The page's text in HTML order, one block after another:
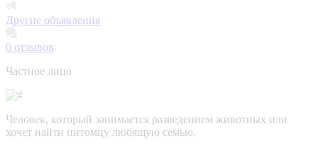
Другие объявления
0 отзывов
Частное лицо
Человек, который занимается разведением животных или
хочет найти питомцу любящую семью.